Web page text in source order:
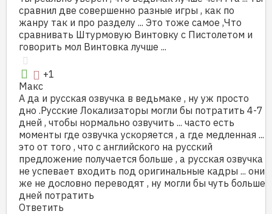
сравнил две совершенно разные игры , как по
жанру так и про разделу ... Это тоже самое ,Что
сравнивать Штурмовую Винтовку с Пистолетом и
говорить мол Винтовка лучше ...
+1
Макс
А да и русская озвучка в ведьмаке , ну уж просто
дно .Русские Локализаторы могли бы потратить 4-7
дней , чтобы нормально озвучить ... часто есть
моменты где озвучка ускоряется , а где медленная ...
это от того , что с английского на русский
предложение получается больше , а русская озвучка
не успевает входить под оригинальные кадры ... они
же не дословно переводят , ну могли бы чуть больше
дней потратить
Ответить